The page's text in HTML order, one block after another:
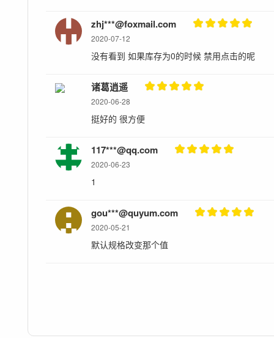
zhj***@foxmail.com
2020-07-12
没有看到 如果库存为0的时候 禁用点击的呢
诸葛逍遥
2020-06-28
挺好的 很方便
117***@qq.com
2020-06-23
1
gou***@quyum.com
2020-05-21
默认规格改变那个值